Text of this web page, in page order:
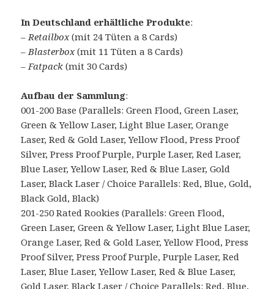
In Deutschland erhältliche Produkte:
–Retailbox(mit 24 Tüten a 8 Cards)
–Blasterbox(mit 11 Tüten a 8 Cards)
–Fatpack (mit 30 Cards)
Aufbau der Sammlung:
001-200 Base (Parallels: Green Flood, Green Laser,
Green & Yellow Laser, Light Blue Laser, Orange
Laser, Red & Gold Laser, Yellow Flood, Press Proof
Silver, Press Proof Purple, Purple Laser, Red Laser,
Blue Laser, Yellow Laser, Red & Blue Laser, Gold
Laser, Black Laser / Choice Parallels: Red, Blue, Gold,
Black Gold, Black)
201-250 Rated Rookies (Parallels: Green Flood,
Green Laser, Green & Yellow Laser, Light Blue Laser,
Orange Laser, Red & Gold Laser, Yellow Flood, Press
Proof Silver, Press Proof Purple, Purple Laser, Red
Laser, Blue Laser, Yellow Laser, Red & Blue Laser,
Gold Laser, Black Laser / Choice Parallels: Red, Blue,